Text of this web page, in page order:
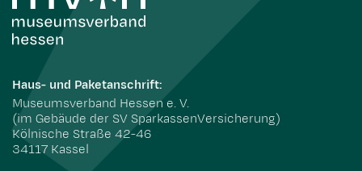
Haus- und Paketanschrift:
Museumsverband Hessen e. V.
(im Gebäude der SV SparkassenVersicherung)
Kölnische Straße 42-46
34117 Kassel